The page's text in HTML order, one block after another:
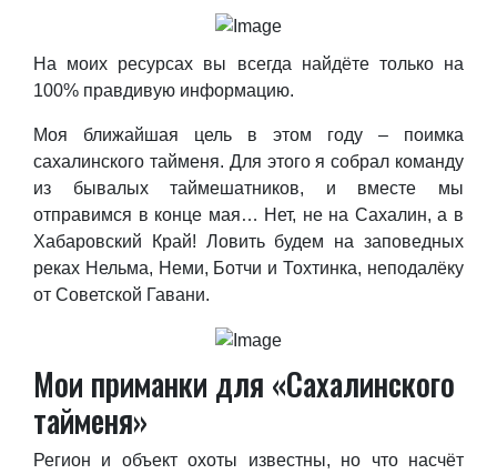
На моих ресурсах вы всегда найдёте только на
100% правдивую информацию.
Моя ближайшая цель в этом году – поимка
сахалинского тайменя. Для этого я собрал команду
из бывалых таймешатников, и вместе мы
отправимся в конце мая… Нет, не на Сахалин, а в
Хабаровский Край! Ловить будем на заповедных
реках Нельма, Неми, Ботчи и Тохтинка, неподалёку
от Советской Гавани.
Мои приманки для «Сахалинского
тайменя»
Регион и объект охоты известны, но что насчёт